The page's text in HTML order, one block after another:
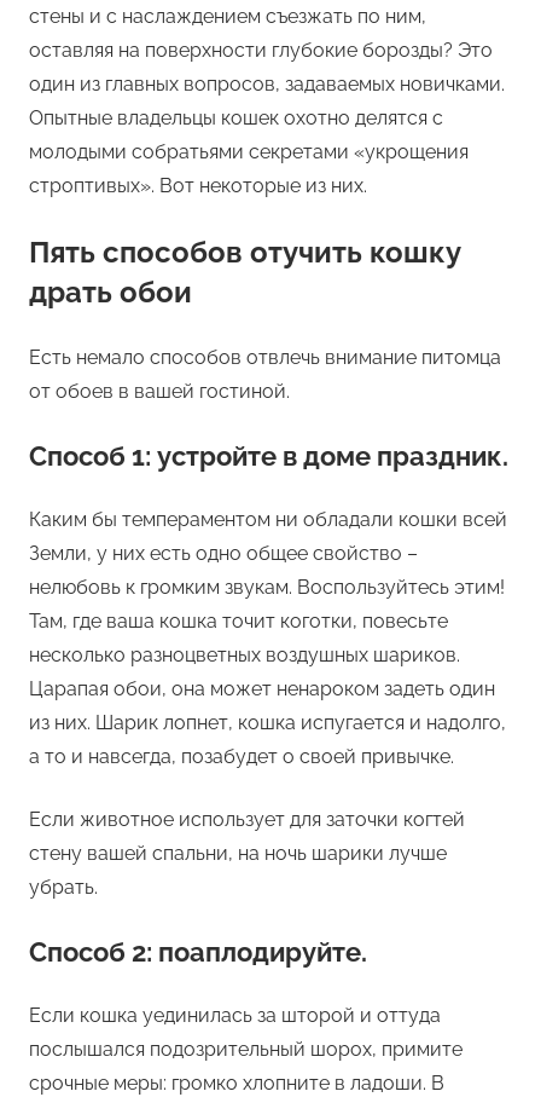
стены и с наслаждением съезжать по ним,
оставляя на поверхности глубокие борозды? Это
один из главных вопросов, задаваемых новичками.
Опытные владельцы кошек охотно делятся с
молодыми собратьями секретами «укрощения
строптивых». Вот некоторые из них.
Пять способов отучить кошку
драть обои
Есть немало способов отвлечь внимание питомца
от обоев в вашей гостиной.
Способ 1: устройте в доме праздник.
Каким бы темпераментом ни обладали кошки всей
Земли, у них есть одно общее свойство –
нелюбовь к громким звукам. Воспользуйтесь этим!
Там, где ваша кошка точит коготки, повесьте
несколько разноцветных воздушных шариков.
Царапая обои, она может ненароком задеть один
из них. Шарик лопнет, кошка испугается и надолго,
а то и навсегда, позабудет о своей привычке.
Если животное использует для заточки когтей
стену вашей спальни, на ночь шарики лучше
убрать.
Способ 2: поаплодируйте.
Если кошка уединилась за шторой и оттуда
послышался подозрительный шорох, примите
срочные меры: громко хлопните в ладоши. В